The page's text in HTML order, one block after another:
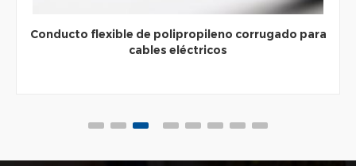
Conducto flexible de polipropileno corrugado para
cables eléctricos